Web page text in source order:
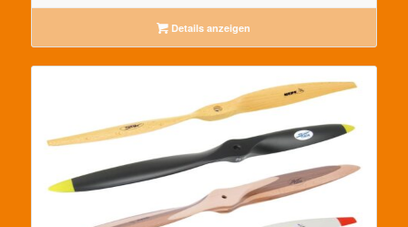
Details anzeigen